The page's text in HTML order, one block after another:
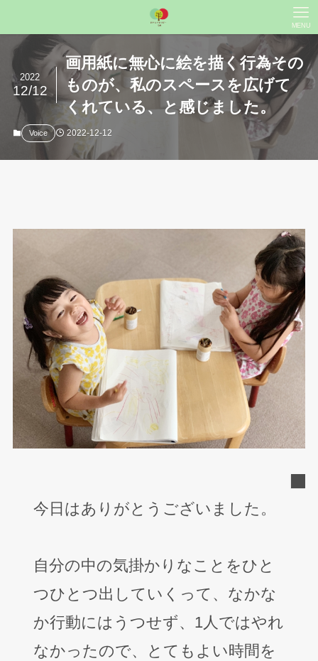
MENU
画用紙に無心に絵を描く行為その
ものが、私のスペースを広げて
くれている、と感じました。
2022
12/12
Voice 2022-12-12
今日はありがとうございました。
自分の中の気掛かりなことをひと
つひとつ出していくって、なかな
か行動にはうつせず、1人ではやれ
なかったので、とてもよい時間を